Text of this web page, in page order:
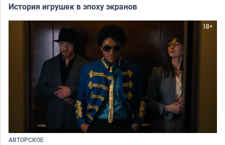
История игрушек в эпоху экранов
АВТОРСКОЕ